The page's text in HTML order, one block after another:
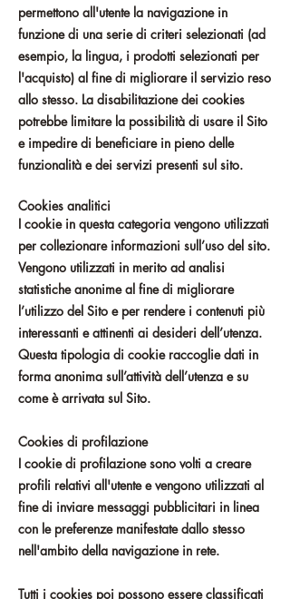
permettono all'utente la navigazione in
funzione di una serie di criteri selezionati (ad
esempio, la lingua, i prodotti selezionati per
l'acquisto) al fine di migliorare il servizio reso
allo stesso. La disabilitazione dei cookies
potrebbe limitare la possibilità di usare il Sito
e impedire di beneficiare in pieno delle
funzionalità e dei servizi presenti sul sito.
Cookies analitici
I cookie in questa categoria vengono utilizzati
per collezionare informazioni sull’uso del sito.
Vengono utilizzati in merito ad analisi
statistiche anonime al fine di migliorare
l’utilizzo del Sito e per rendere i contenuti più
interessanti e attinenti ai desideri dell’utenza.
Questa tipologia di cookie raccoglie dati in
forma anonima sull’attività dell’utenza e su
come è arrivata sul Sito.
Cookies di profilazione
I cookie di profilazione sono volti a creare
profili relativi all'utente e vengono utilizzati al
fine di inviare messaggi pubblicitari in linea
con le preferenze manifestate dallo stesso
nell'ambito della navigazione in rete.
Tutti i cookies poi possono essere classificati